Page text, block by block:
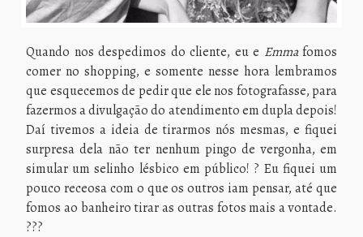
Quando nos despedimos do cliente, eu e Emmafomos
comer no shopping, e somente nesse hora lembramos
que esquecemos de pedir que ele nos fotografasse, para
fazermos a divulgação do atendimento em dupla depois!
Daí tivemos a ideia de tirarmos nós mesmas, e fiquei
surpresa dela não ter nenhum pingo de vergonha, em
simular um selinho lésbico em público! ? Eu fiquei um
pouco receosa com o que os outros iam pensar, até que
fomos ao banheiro tirar as outras fotos mais a vontade.
???